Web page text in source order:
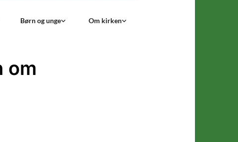
Børn og unge Om kirken
om